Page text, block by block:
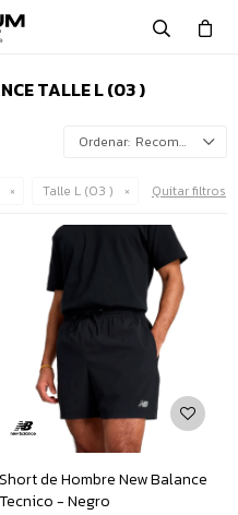
TALLE L (03 )
Recomendados
Talle L (03 ) Quitar filtros
Short de Hombre New Balance
Tecnico - Negro